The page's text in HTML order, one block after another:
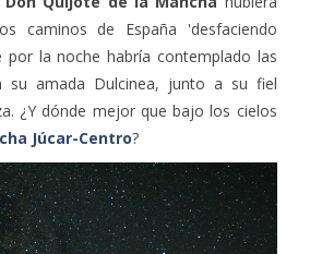
por la noche habría contemplado las
su amada Dulcinea, junto a su fiel
¿Y dónde mejor que bajo los cielos